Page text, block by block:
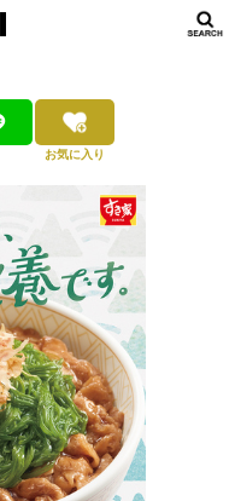
お気に入り